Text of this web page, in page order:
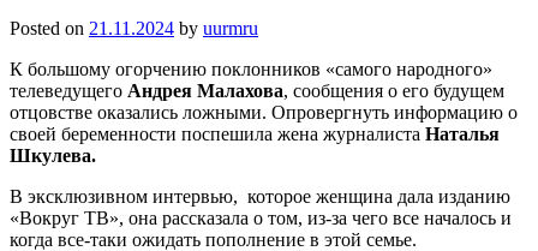
Posted on 21.11.2024 by uurmru
К большому огорчению поклонников «самого народного»
телеведущего Андрея Малахова, сообщения о его будущем
отцовстве оказались ложными. Опровергнуть информацию о
своей беременности поспешила жена журналиста Наталья
Шкулева.
В эксклюзивном интервью, которое женщина дала изданию
«Вокруг ТВ», она рассказала о том, из-за чего все началось и
когда все-таки ожидать пополнение в этой семье.